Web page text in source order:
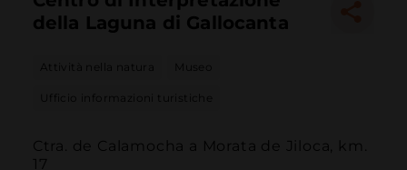
della Laguna di Gallocanta
Attività nella natura Museo
Ufficio informazioni turistiche
Ctra. de Calamocha a Morata de Jiloca, km.
17